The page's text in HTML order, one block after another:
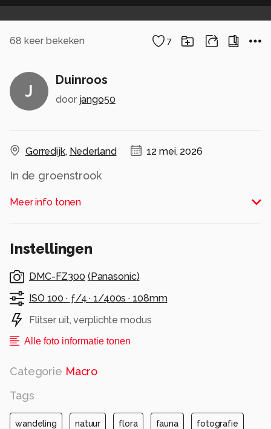
68 keer bekeken 7
J
Duinroos
door jango50
Gorredijk, Nederland 12 mei, 2026
In de groenstrook
Alle rechten voorbehouden
Meer info tonen
Instellingen
DMC-FZ300 (Panasonic)
ISO 100 · ƒ/4 ·1/400s ·108mm
Flitser uit, verplichte modus
Alle foto informatie tonen
Categorie Macro
Tags
wandeling natuur flora fauna fotografie